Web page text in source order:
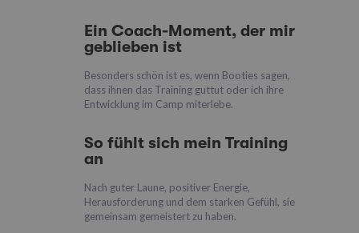
Ein Coach-Moment, der mir
geblieben ist
Besonders schön ist es, wenn Booties sagen,
dass ihnen das Training guttut oder ich ihre
Entwicklung im Camp miterlebe.
So fühlt sich mein Training
an
Nach guter Laune, positiver Energie,
Herausforderung und dem starken Gefühl, sie
gemeinsam gemeistert zu haben.